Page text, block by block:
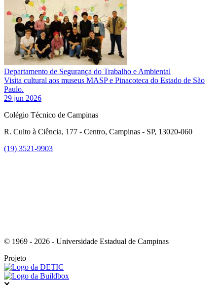
Departamento de Segurança do Trabalho e Ambiental
Visita cultural aos museus MASP e Pinacoteca do Estado de São
Paulo.
29 jun 2026
Colégio Técnico de Campinas
R. Culto à Ciência, 177 - Centro, Campinas - SP, 13020-060
(19) 3521-9903
© 1969 - 2026 - Universidade Estadual de Campinas
Projeto